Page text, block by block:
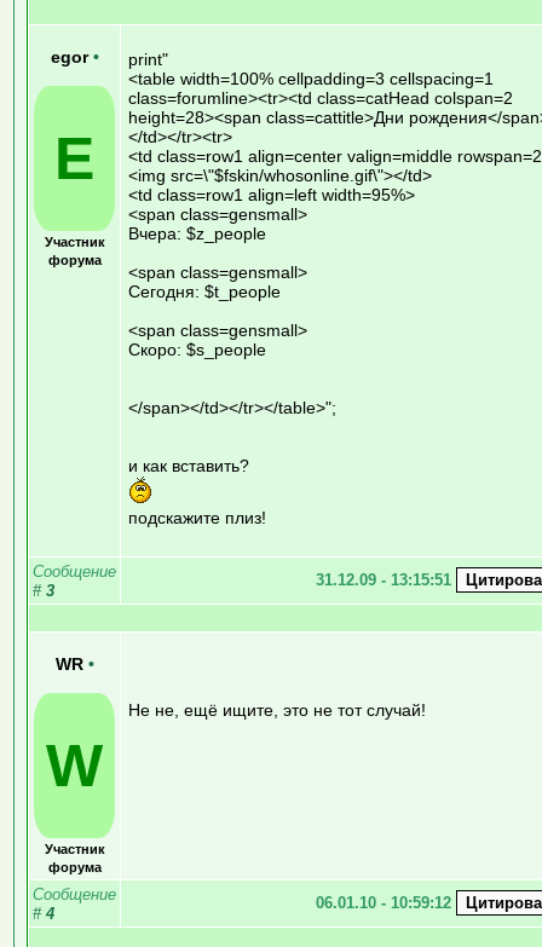
egor •
E
Участник
форума
print"
<table width=100% cellpadding=3 cellspacing=1
class=forumline><tr><td class=catHead colspan=2
height=28><span class=cattitle>Дни рождения</
</td></tr><tr>
<td class=row1 align=center valign=middle
<img src=\"$fskin/whosonline.gif\"></td>
<td class=row1 align=left width=95%>
<span class=gensmall>
Вчера: $z_people
<span class=gensmall>
Сегодня: $t_people
<span class=gensmall>
Скоро: $s_people
</span></td></tr></table>";
и как вставить?
подскажите плиз!
Сообщение
# 3
31.12.09 - 13:15:51
WR •
W
Участник
форума
Не не, ещё ищите, это не тот случай!
Сообщение
# 4
06.01.10 - 10:59:12